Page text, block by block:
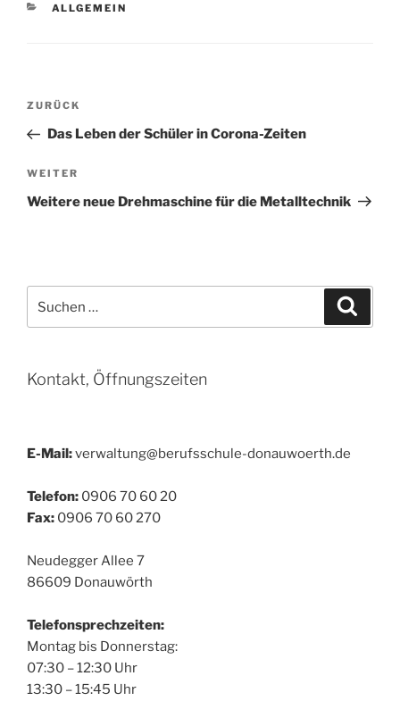
KATEGORIEN
ALLGEMEIN
Beitragsnavigation
Vorheriger
Beitrag
ZURÜCK
Das Leben der Schüler in Corona-Zeiten
Nächster
Beitrag
WEITER
Weitere neue Drehmaschine für die Metalltechnik
nach:
Kontakt, Öffnungszeiten
E-Mail:verwaltung@berufsschule-donauwoerth.de
Telefon: 0906 70 60 20
Fax: 0906 70 60 270
Neudegger Allee 7
86609 Donauwörth
Telefonsprechzeiten:
Montag bis Donnerstag:
07:30 – 12:30 Uhr
13:30 – 15:45 Uhr